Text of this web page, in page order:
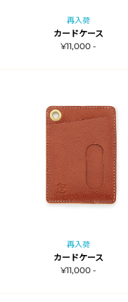
再入荷
カードケース
¥11,000 -
再入荷
カードケース
¥11,000 -